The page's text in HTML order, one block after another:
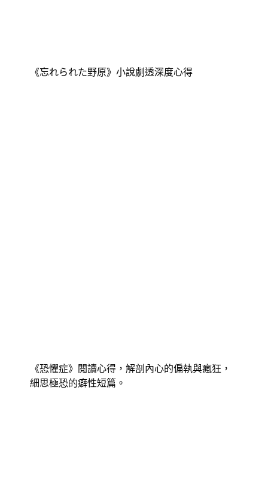
《忘れられた野原》小說劇透深度心得
《恐懼症》閱讀心得，解剖內心的偏執與瘋狂，
細思極恐的癖性短篇。